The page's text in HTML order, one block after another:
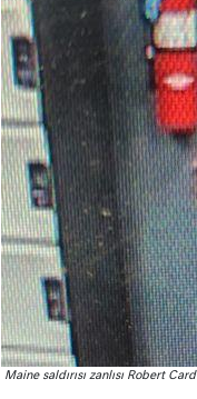
Maine saldırısı zanlısı Robert Card